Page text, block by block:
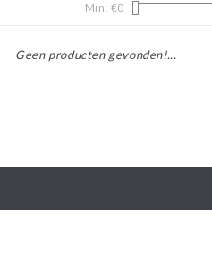
Min: €0
Geen producten gevonden!...